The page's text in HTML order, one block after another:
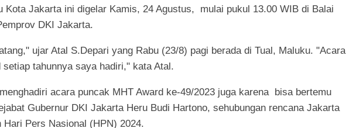
Kota Jakarta ini digelar Kamis, 24 Agustus, mulai pukul 13.00 WIB di Balai
DKI Jakarta.
ujar Atal S.Depari yang Rabu (23/8) pagi berada di Tual, Maluku. "Acara
setiap tahunnya saya hadiri," kata Atal.
acara puncak MHT Award ke-49/2023 juga karena bisa bertemu
Gubernur DKI Jakarta Heru Budi Hartono, sehubungan rencana Jakarta
Hari Pers Nasional (HPN) 2024.